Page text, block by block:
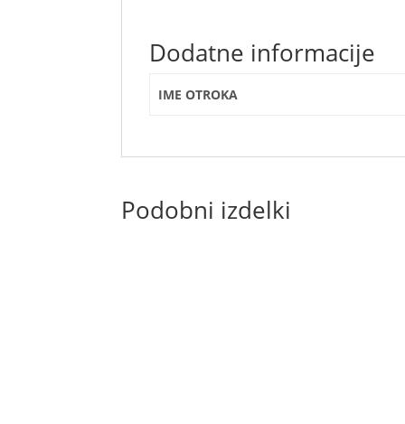
Dodatne informacije
IME OTROKA
Podobni izdelki